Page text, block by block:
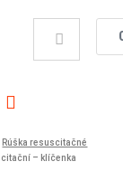
Rúška resuscitačné
– klíčenka